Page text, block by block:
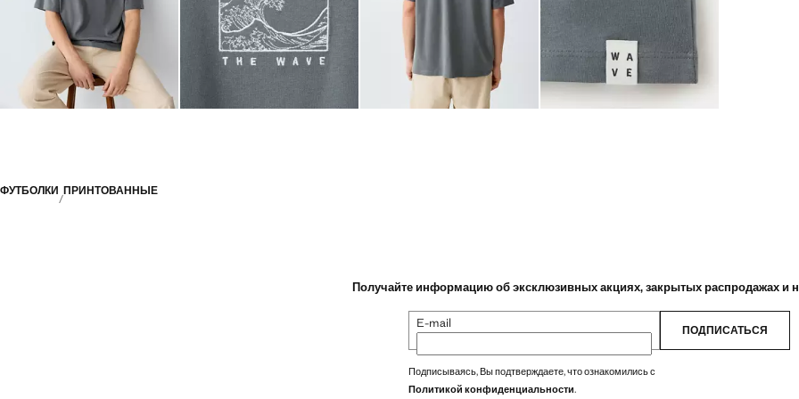
ФУТБОЛКИ ПРИНТОВАННЫЕ
Получайте информацию об эксклюзивных акциях, закрытых распродажах и
E-mail ПОДПИСАТЬСЯ
Подписываясь, Вы подтверждаете, что ознакомились с
Политикой конфиденциальности.